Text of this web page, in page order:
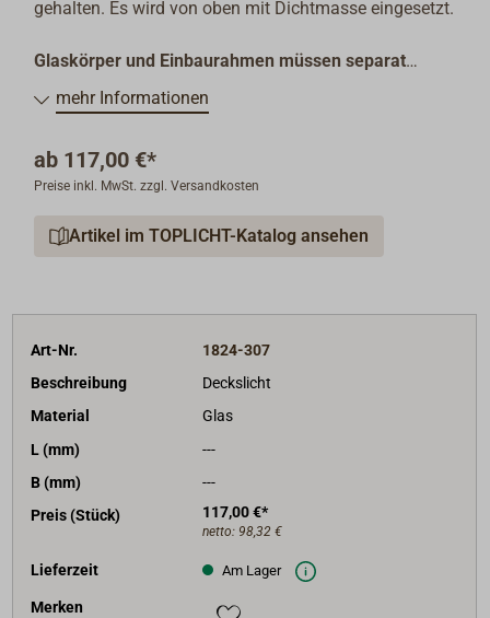
gehalten. Es wird von oben mit Dichtmasse eingesetzt.
Glaskörper und Einbaurahmen müssen separat
bestellt werden.
mehr Informationen
ab 117,00 €*
Preise inkl. MwSt. zzgl. Versandkosten
Artikel im TOPLICHT-Katalog ansehen
Art-Nr.
1824-307
Beschreibung
Deckslicht
Material
Glas
L (mm)
---
B (mm)
---
Preis (Stück)
117,00 €*
netto: 98,32 €
Lieferzeit Am Lager
Merken